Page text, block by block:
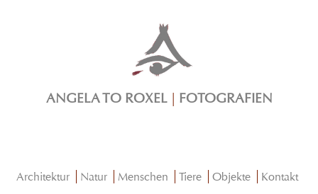
ANGELA TO ROXEL FOTOGRAFIEN
Architektur Natur Menschen Tiere Objekte Kontakt